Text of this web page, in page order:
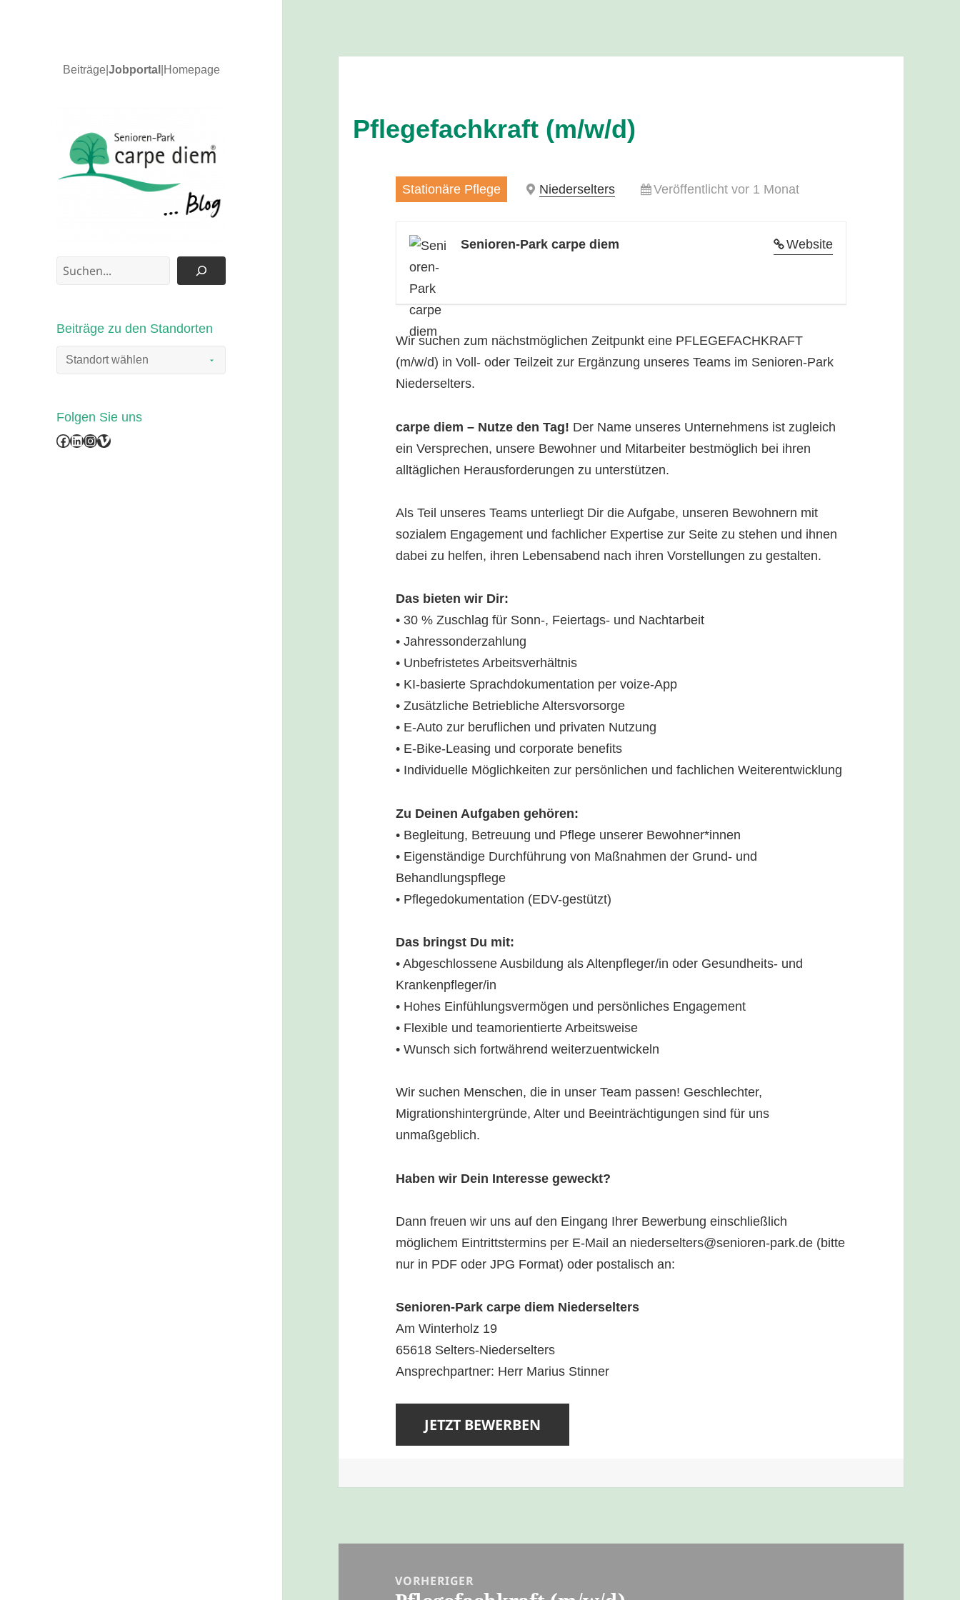
Beiträge| Jobportal Homepage
carpe diem Blog
News und Updates
Suchen
Beiträge zu den Standorten
Folgen Sie uns
Facebook
LinkedIn
Instagram
Vimeo
Pflegefachkraft (m/w/d)
Stationäre Pflege Niederselters Veröffentlicht vor 1 Monat
Website
Senioren-Park carpe diem
Wir suchen zum nächstmöglichen Zeitpunkt eine PFLEGEFACHKRAFT
(m/w/d) in Voll- oder Teilzeit zur Ergänzung unseres Teams im Senioren-Park
Niederselters.
carpe diem – Nutze den Tag! Der Name unseres Unternehmens ist zugleich
ein Versprechen, unsere Bewohner und Mitarbeiter bestmöglich bei ihren
alltäglichen Herausforderungen zu unterstützen.
Als Teil unseres Teams unterliegt Dir die Aufgabe, unseren Bewohnern mit
sozialem Engagement und fachlicher Expertise zur Seite zu stehen und ihnen
dabei zu helfen, ihren Lebensabend nach ihren Vorstellungen zu gestalten.
Das bieten wir Dir:
• 30 % Zuschlag für Sonn-, Feiertags- und Nachtarbeit
• Jahressonderzahlung
• Unbefristetes Arbeitsverhältnis
• KI-basierte Sprachdokumentation per voize-App
• Zusätzliche Betriebliche Altersvorsorge
• E-Auto zur beruflichen und privaten Nutzung
• E-Bike-Leasing und corporate benefits
• Individuelle Möglichkeiten zur persönlichen und fachlichen Weiterentwicklung
Zu Deinen Aufgaben gehören:
• Begleitung, Betreuung und Pflege unserer Bewohner*innen
• Eigenständige Durchführung von Maßnahmen der Grund- und
Behandlungspflege
• Pflegedokumentation (EDV-gestützt)
Das bringst Du mit:
• Abgeschlossene Ausbildung als Altenpfleger/in oder Gesundheits- und
Krankenpfleger/in
• Hohes Einfühlungsvermögen und persönliches Engagement
• Flexible und teamorientierte Arbeitsweise
• Wunsch sich fortwährend weiterzuentwickeln
Wir suchen Menschen, die in unser Team passen! Geschlechter,
Migrationshintergründe, Alter und Beeinträchtigungen sind für uns
unmaßgeblich.
Haben wir Dein Interesse geweckt?
Dann freuen wir uns auf den Eingang Ihrer Bewerbung einschließlich
möglichem Eintrittstermins per E-Mail an niederselters@senioren-park.de (bitte
nur in PDF oder JPG Format) oder postalisch an:
Senioren-Park carpe diem Niederselters
Am Winterholz 19
65618 Selters-Niederselters
Ansprechpartner: Herr Marius Stinner
VORHERIGER